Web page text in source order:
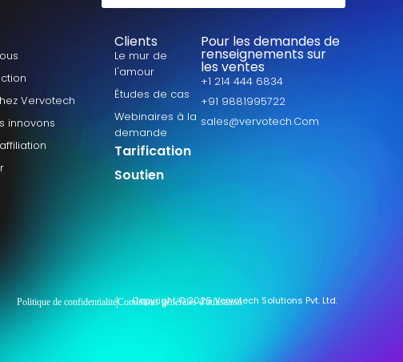
Vervotech
innovons
Clients
Le mur de
l'amour
Études de cas
Webinaires à la
demande
Tarification
Soutien
Pour les demandes de
renseignements sur
les ventes
+1 214 444 6834
+91 9881995722
sales@vervotech.Com
Politique de confidentialitéConditions générales d'utilisation
Copyright © 2026 Vervotech Solutions Pvt. Ltd.